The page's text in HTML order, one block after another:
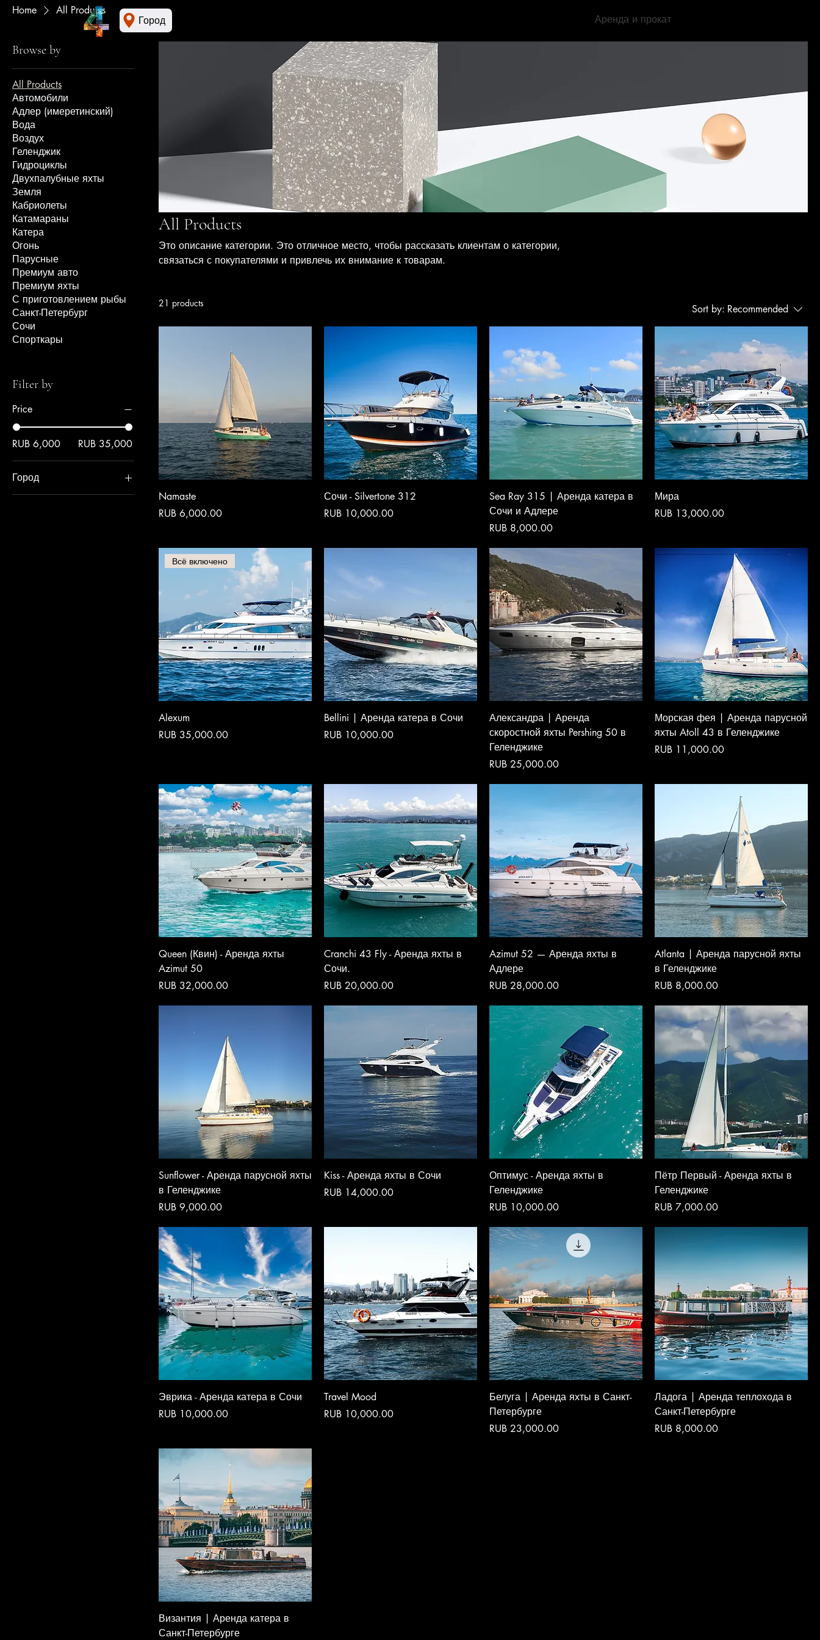
Город Аренда и прокат
Home All Products
Browse by
All Products
Автомобили
Адлер (имеретинский)
Вода
Воздух
Геленджик
Гидроциклы
Двухпалубные яхты
Земля
Кабриолеты
Катамараны
Катера
Огонь
Парусные
Премиум авто
Премиум яхты
С приготовлением рыбы
Санкт-Петербург
Сочи
Спорткары
Filter by
Price
RUB 6,000 RUB 35,000
Город
Сочи
All Products
Это описание категории. Это отличное место, чтобы рассказать клиентам о категории,
связаться с покупателями и привлечь их внимание к товарам.
21 products Sort by: Recommended
Namaste
Price
RUB 6,000.00
Сочи - Silvertone 312
Price
RUB 10,000.00
Sea Ray 315 | Аренда катера в
Сочи и Адлере
Price
RUB 8,000.00
Мира
Price
RUB 13,000.00
Всё включено
Alexum
Price
RUB 35,000.00
Bellini | Аренда катера в Сочи
Price
RUB 10,000.00
Александра | Аренда
скоростной яхты Pershing 50 в
Геленджике
Price
RUB 25,000.00
Морская фея | Аренда парусной
яхты Atoll 43 в Геленджике
Price
RUB 11,000.00
Queen (Квин) - Аренда яхты
Azimut 50
Price
RUB 32,000.00
Cranchi 43 Fly - Аренда яхты в
Сочи.
Price
RUB 20,000.00
Azimut 52 — Аренда яхты в
Адлере
Price
RUB 28,000.00
Atlanta | Аренда парусной яхты
в Геленджике
Price
RUB 8,000.00
Sunflower - Аренда парусной яхты
в Геленджике
Price
RUB 9,000.00
Kiss - Аренда яхты в Сочи
Price
RUB 14,000.00
Оптимус - Аренда яхты в
Геленджике
Price
RUB 10,000.00
Пётр Первый - Аренда яхты в
Геленджике
Price
RUB 7,000.00
Эврика - Аренда катера в Сочи
Price
RUB 10,000.00
Travel Mood
Price
RUB 10,000.00
Белуга | Аренда яхты в Санкт-
Петербурге
Price
RUB 23,000.00
Ладога | Аренда теплохода в
Санкт-Петербурге
Price
RUB 8,000.00
Византия | Аренда катера в
Санкт-Петербурге